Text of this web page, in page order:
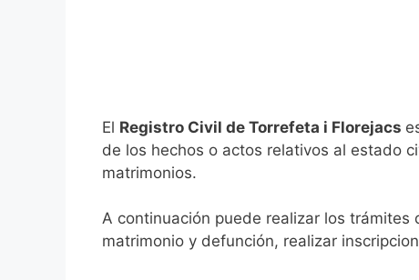
El Registro Civil de Torrefeta i Florejacs
de los hechos o actos relativos al estado
matrimonios.
A continuación puede realizar los
matrimonio y defunción, realizar